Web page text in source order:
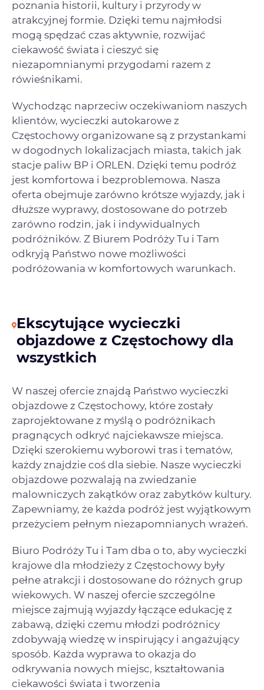
poznania historii, kultury i przyrody w
atrakcyjnej formie. Dzięki temu najmłodsi
mogą spędzać czas aktywnie, rozwijać
ciekawość świata i cieszyć się
niezapomnianymi przygodami razem z
rówieśnikami.
Wychodząc naprzeciw oczekiwaniom naszych
klientów, wycieczki autokarowe z
Częstochowy organizowane są z przystankami
w dogodnych lokalizacjach miasta, takich jak
stacje paliw BP i ORLEN. Dzięki temu podróż
jest komfortowa i bezproblemowa. Nasza
oferta obejmuje zarówno krótsze wyjazdy, jak i
dłuższe wyprawy, dostosowane do potrzeb
zarówno rodzin, jak i indywidualnych
podróżników. Z Biurem Podróży Tu i Tam
odkryją Państwo nowe możliwości
podróżowania w komfortowych warunkach.
Ekscytujące wycieczki
objazdowe z Częstochowy dla
wszystkich
W naszej ofercie znajdą Państwo wycieczki
objazdowe z Częstochowy, które zostały
zaprojektowane z myślą o podróżnikach
pragnących odkryć najciekawsze miejsca.
Dzięki szerokiemu wyborowi tras i tematów,
każdy znajdzie coś dla siebie. Nasze wycieczki
objazdowe pozwalają na zwiedzanie
malowniczych zakątków oraz zabytków kultury.
Zapewniamy, że każda podróż jest wyjątkowym
przeżyciem pełnym niezapomnianych wrażeń.
Biuro Podróży Tu i Tam dba o to, aby wycieczki
krajowe dla młodzieży z Częstochowy były
pełne atrakcji i dostosowane do różnych grup
wiekowych. W naszej ofercie szczególne
miejsce zajmują wyjazdy łączące edukację z
zabawą, dzięki czemu młodzi podróżnicy
zdobywają wiedzę w inspirujący i angażujący
sposób. Każda wyprawa to okazja do
odkrywania nowych miejsc, kształtowania
ciekawości świata i tworzenia